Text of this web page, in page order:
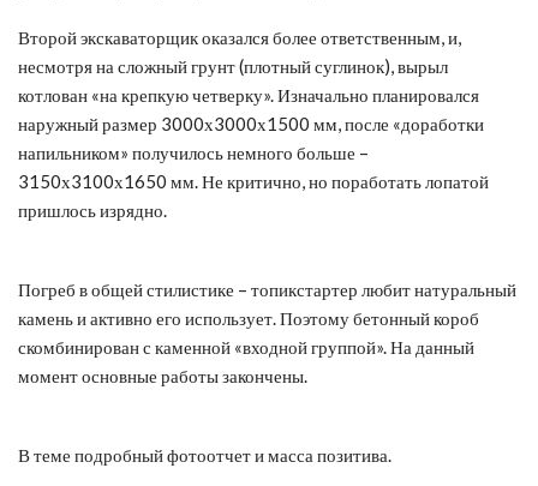
Второй экскаваторщик оказался более ответственным, и,
несмотря на сложный грунт (плотный суглинок), вырыл
котлован «на крепкую четверку». Изначально планировался
наружный размер 3000х3000х1500 мм, после «доработки
напильником» получилось немного больше –
3150х3100х1650 мм. Не критично, но поработать лопатой
пришлось изрядно.
Погреб в общей стилистике – топикстартер любит натуральный
камень и активно его использует. Поэтому бетонный короб
скомбинирован с каменной «входной группой». На данный
момент основные работы закончены.
В теме подробный фотоотчет и масса позитива.